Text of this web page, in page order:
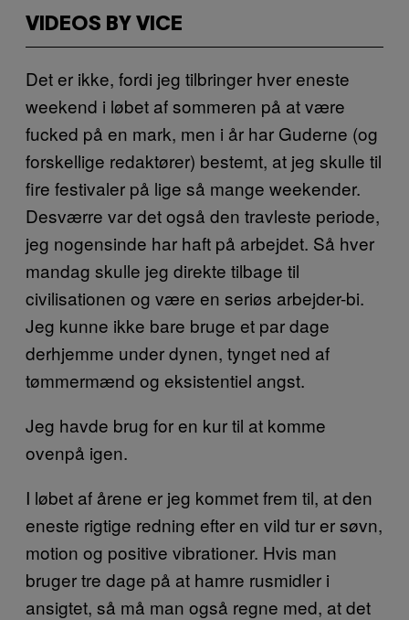
VIDEOS BY VICE
Det er ikke, fordi jeg tilbringer hver eneste
weekend i løbet af sommeren på at være
fucked på en mark, men i år har Guderne (og
forskellige redaktører) bestemt, at jeg skulle til
fire festivaler på lige så mange weekender.
Desværre var det også den travleste periode,
jeg nogensinde har haft på arbejdet. Så hver
mandag skulle jeg direkte tilbage til
civilisationen og være en seriøs arbejder-bi.
Jeg kunne ikke bare bruge et par dage
derhjemme under dynen, tynget ned af
tømmermænd og eksistentiel angst.
Jeg havde brug for en kur til at komme
ovenpå igen.
I løbet af årene er jeg kommet frem til, at den
eneste rigtige redning efter en vild tur er søvn,
motion og positive vibrationer. Hvis man
bruger tre dage på at hamre rusmidler i
ansigtet, så må man også regne med, at det